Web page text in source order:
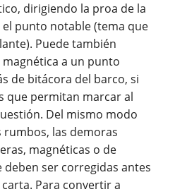
dirigiendo la proa de la
punto notable (tema que
Puede también
a un punto
de bitácora del barco, si
que permitan marcar al
Del mismo modo
rumbos, las demoras
magnéticas o de
deben ser corregidas antes
Para convertir a